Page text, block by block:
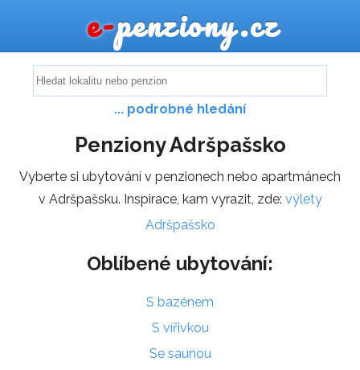
e-penziony.cz
... podrobné hledání
Penziony Adršpašsko
Vyberte si ubytování v penzionech nebo apartmánech
v Adršpašsku. Inspirace, kam vyrazit, zde: výlety
Adršpašsko
Oblíbené ubytování:
S bazénem
S vířivkou
Se saunou